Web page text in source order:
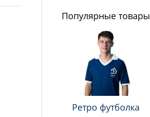
Популярные товары
Ретро футболка